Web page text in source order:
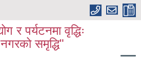
र पर्यटनमा वृद्धिः
नगरको समृद्धि"